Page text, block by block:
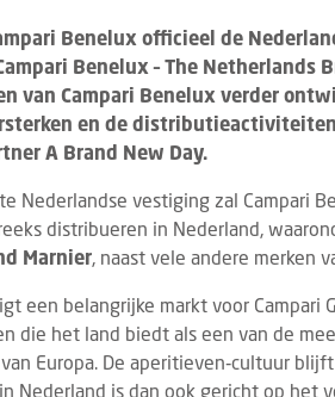
Benelux officieel de
Benelux – The Netherlands
van Campari Benelux verder
en de
A Brand New Day.
Nederlandse vestiging zal Campari
distribueren in Nederland,
Marnier , naast vele andere merken
een belangrijke markt voor Campari
die het land biedt als een van de
Europa. De aperitieven‑cultuur
Nederland is dan ook gericht op het